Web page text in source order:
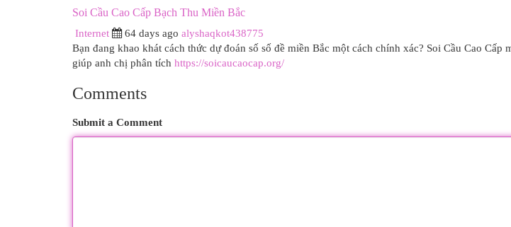
Soi Cầu Cao Cấp Bạch Thu Miền Bắc
Internet
64 days ago alyshaqkot438775
Bạn đang khao khát cách thức dự đoán số số đề miền Bắc một cách chính xác? Soi Cầu Cao Cấp
giúp anh chị phân tích https://soicaucaocap.org/
Comments
Submit a Comment